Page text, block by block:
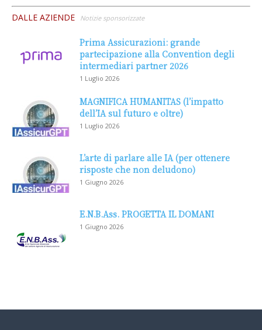
DALLE AZIENDE Notizie sponsorizzate
Prima Assicurazioni: grande
partecipazione alla Convention degli
intermediari partner 2026
1 Luglio 2026
MAGNIFICA HUMANITAS (l’impatto
dell’IA sul futuro e oltre)
1 Luglio 2026
L’arte di parlare alle IA (per ottenere
risposte che non deludono)
1 Giugno 2026
E.N.B.Ass. PROGETTA IL DOMANI
1 Giugno 2026